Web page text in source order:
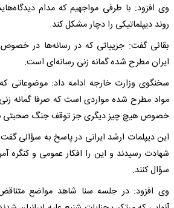
وی افزود: با طرفی مواجهیم که مدام
روند دیپلماتیکی را دچار مشکل کند.
بقائی گفت: جزییاتی که در رسانه‌ها در
ایران مطرح شده گمانه زنی رسانه‌ای است.
سخنگوی وزارت خارجه ادامه داد:
مواد مطرح شده مواردی است که صرفا گمانه
خصوص هیچ چیز دیگری جز توقف جنگ صحبتی
این دیپلمات ارشد ایرانی در پاسخ به سؤالی
شهادت رسیدند و این را افکار عمومی و کنگره
سؤال کنند.
وی افزود: در جلسه سنا شاهد مواضع متناقض